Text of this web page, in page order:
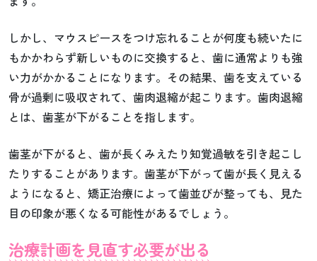
しかし、マウスピースをつけ忘れることが何度も続いたに
もかかわらず新しいものに交換すると、歯に通常よりも強
い力がかかることになります。その結果、歯を支えている
骨が過剰に吸収されて、歯肉退縮が起こります。歯肉退縮
とは、歯茎が下がることを指します。
歯茎が下がると、歯が長くみえたり知覚過敏を引き起こし
たりすることがあります。歯茎が下がって歯が長く見える
ようになると、矯正治療によって歯並びが整っても、見た
目の印象が悪くなる可能性があるでしょう。
治療計画を見直す必要が出る